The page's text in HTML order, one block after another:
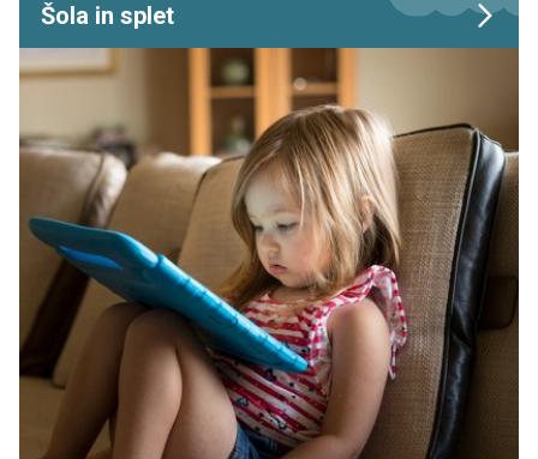
Šola in splet